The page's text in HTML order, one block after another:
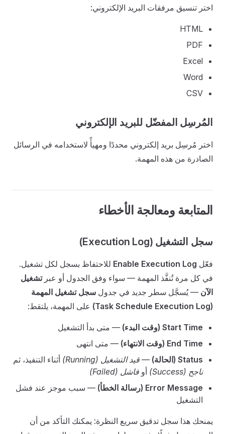
اختر تنسيق مرفقات البريد الإلكتروني:
HTML
PDF
Excel
Word
CSV
المُرسِل المفضّل للبريد الإلكتروني
اختر مُرسِل بريد إلكتروني محددًا ومهيأً لاستخدامه في الرسائل
الصادرة من هذه المهمة.
المتابعة ومعالجة الأخطاء
سجل التشغيل (Execution Log)
فعّل Enable Execution Log للاحتفاظ بسجل لكل تشغيل.
في كل مرة تُنفَّذ المهمة — سواء وفق الجدول أو عبرتشغيل
الآن — يُسجَّل سطر جديد في جدول سجل تشغيل المهمة
(Task Schedule Execution Log)
على المهمة، يلتقط:
Start Time (وقت البدء)
— متى بدأ التشغيل
End Time (وقت الانتهاء)
— متى انتهى
Status (الحالة)
— قيد التشغيل (Running)
أثناء التنفيذ، ثم
ناجح (Success)
أو فاشل (Failed)
Error Message (رسالة الخطأ)
— سبب موجز عند فشل
التشغيل
يمنحك هذا سجل تدقيق سريع النظرة: يمكنك التأكد من أن